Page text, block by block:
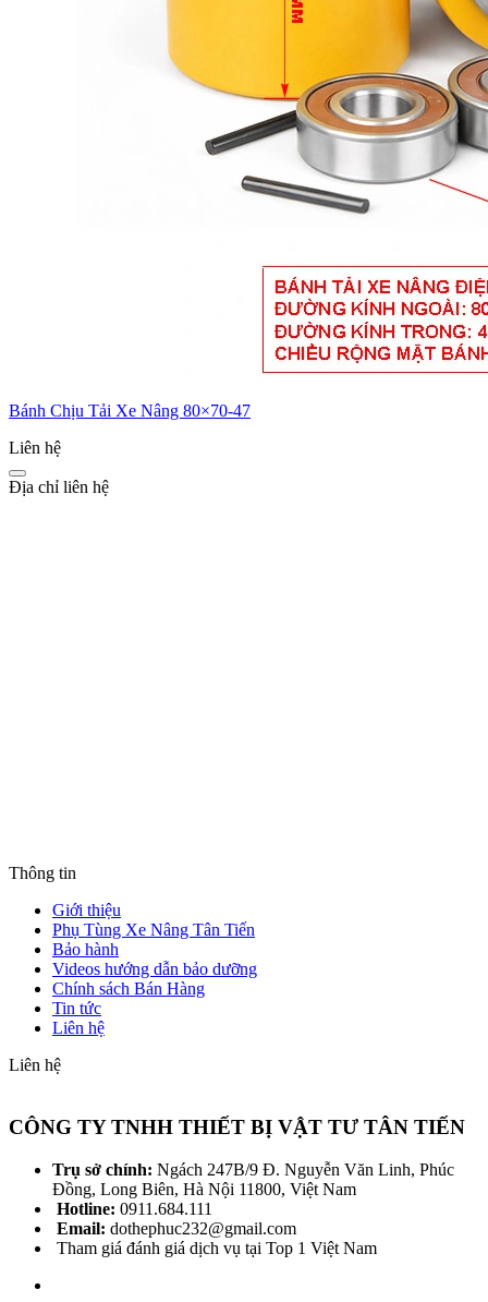
Bánh Chịu Tải Xe Nâng 80×70-47
Liên hệ
Địa chỉ liên hệ
Thông tin
Giới thiệu
Phụ Tùng Xe Nâng Tân Tiến
Bảo hành
Videos hướng dẫn bảo dưỡng
Chính sách Bán Hàng
Tin tức
Liên hệ
Liên hệ
CÔNG TY TNHH THIẾT BỊ VẬT TƯ TÂN TIẾN
Trụ sở chính: Ngách 247B/9 Đ. Nguyễn Văn Linh, Phúc
Đồng, Long Biên, Hà Nội 11800, Việt Nam
Hotline: 0911.684.111
Email: dothephuc232@gmail.com
Tham giá đánh giá dịch vụ tại Top 1 Việt Nam